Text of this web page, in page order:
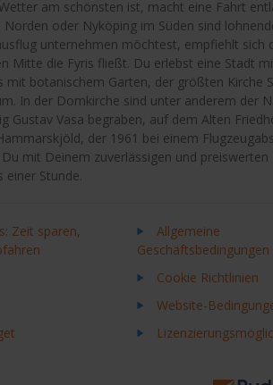
am schönsten ist, macht eine Fahrt
oder Nyköping im Süden sind
unternehmen möchtest, empfiehlt sich
Mitte die Fyris fließt. Du erlebst eine Stadt
mit botanischem Garten, der größten Kirche
In der Domkirche sind unter anderem der
Gustav Vasa begraben, auf dem Alten
der 1961 bei einem
mit Deinem zuverlässigen und
Stunde.
Zeit sparen,
Allgemeine
Geschäftsbedingungen
Cookie Richtlinien
Website-